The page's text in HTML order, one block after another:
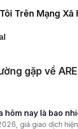
Trên Mạng Xã
gặp về
hôm nay là bao
giá giao dịch hiện